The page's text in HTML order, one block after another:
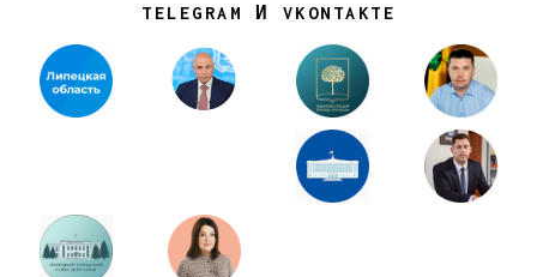
TELEGRAM И VKONTAKTE